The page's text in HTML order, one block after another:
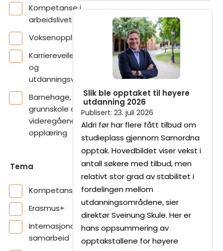
Kompetanse i
arbeidslivet
Voksenopplæring
Karriereveiledning
og
utdanningsvalg
Barnehage,
grunnskole og
videregående
opplæring
Tema
Kompetansebehov
Erasmus+
Internasjonalt
samarbeid
Slik ble opptaket til høyere
utdanning 2026
Publisert: 23. juli 2026
Aldri før har flere fått tilbud om
studieplass gjennom Samordna
opptak. Hovedbildet viser vekst i
antall søkere med tilbud, men
relativt stor grad av stabilitet i
fordelingen mellom
utdanningsområdene, sier
direktør Sveinung Skule. Her er
hans oppsummering av
opptakstallene for høyere